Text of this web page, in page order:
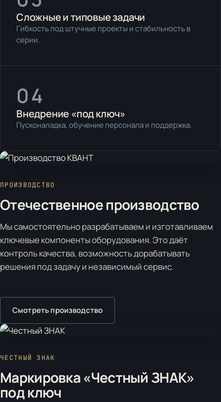
Сложные и типовые задачи
Гибкость под штучные проекты и стабильность в
серии.
04
Внедрение «под ключ»
Пусконаладка, обучение персонала и поддержка.
ПРОИЗВОДСТВО
Отечественное производство
Мы самостоятельно разрабатываем и изготавливаем
ключевые компоненты оборудования. Это даёт
контроль качества, возможность дорабатывать
решения под задачу и независимый сервис.
Смотреть производство
ЧЕСТНЫЙ ЗНАК
Маркировка «Честный ЗНАК»
под ключ